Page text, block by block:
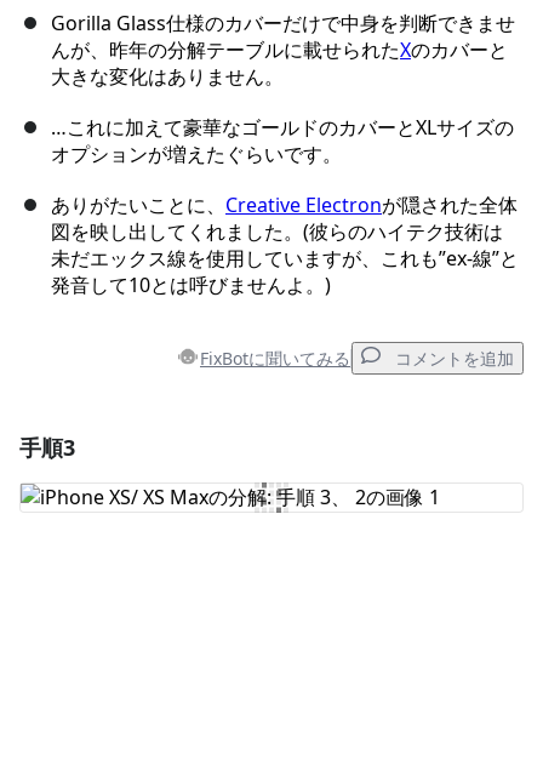
Gorilla Glass仕様のカバーだけで中身を判断できませ
んが、昨年の分解テーブルに載せられたXのカバーと
大きな変化はありません。
…これに加えて豪華なゴールドのカバーとXLサイズの
オプションが増えたぐらいです。
ありがたいことに、 Creative Electronが隠された全体
図を映し出してくれました。(彼らのハイテク技術は
未だエックス線を使用していますが、これも”ex-線”と
発音して10とは呼びませんよ。)
FixBotに聞いてみる コメントを追加
コメントを追加
手順3